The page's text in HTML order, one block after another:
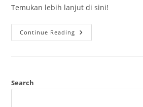
Temukan lebih lanjut di sini!
Continue Reading Pt.
Barus
Search